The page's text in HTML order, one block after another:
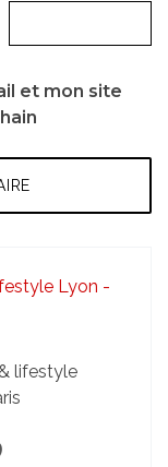
et mon site
lifestyle